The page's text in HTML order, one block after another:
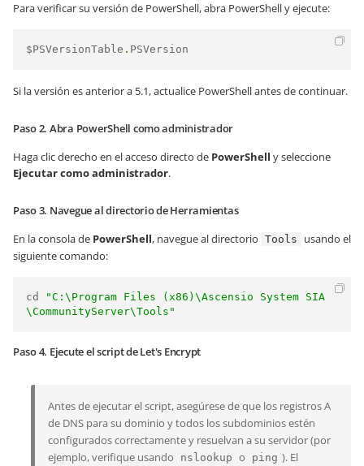
Para verificar su versión de PowerShell, abra PowerShell y ejecute:
$PSVersionTable . PSVersion
Si la versión es anterior a 5.1, actualice PowerShell antes de continuar.
Paso 2. Abra PowerShell como administrador
Haga clic derecho en el acceso directo de PowerShell y seleccione
Ejecutar como administrador.
Paso 3. Navegue al directorio de Herramientas
En la consola de PowerShell, navegue al directorio Tools
usando el
siguiente comando:
cd
"C:\Program Files (x86)\Ascensio System SIA
\CommunityServer\Tools"
Paso 4. Ejecute el script de Let's Encrypt
Antes de ejecutar el script, asegúrese de que los registros A
de DNS para su dominio y todos los subdominios estén
configurados correctamente y resuelvan a su servidor (por
ejemplo, verifique usando
nslookup o ping ). El